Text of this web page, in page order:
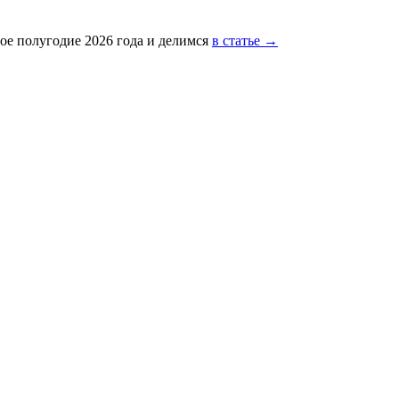
полугодие 2026 года и делимся в статье →